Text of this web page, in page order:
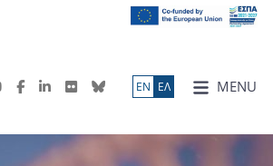
MENU
ΕN ΕΛ